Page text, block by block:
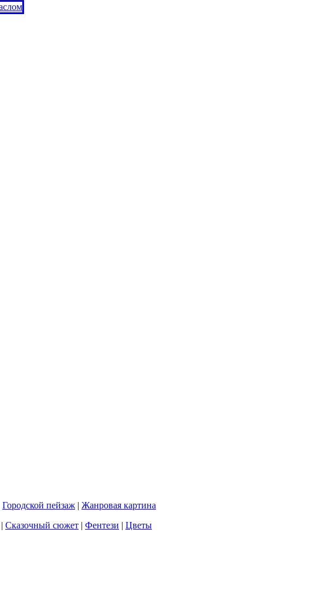
Городской пейзаж | Жанровая картина
| Сказочный сюжет | Фентези | Цветы